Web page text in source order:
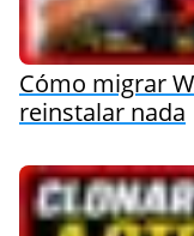
Cómo migrar
reinstalar nada